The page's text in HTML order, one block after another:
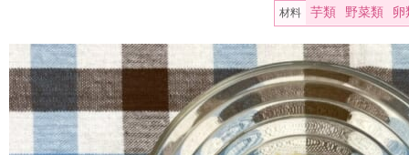
材料 芋類 野菜類 卵